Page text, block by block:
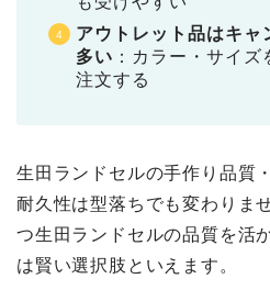
アウトレット品はキャ
多い ：カラー・サイ
注文する
生田ランドセルの手作り品質
耐久性は型落ちでも変わりま
つ生田ランドセルの品質を活
は賢い選択肢といえます。